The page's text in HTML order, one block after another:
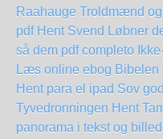
Raahauge Troldmænd
pdf Hent Svend Løbner
så dem pdf completo
Læs online ebog Bibelen
Hent para el ipad Sov
Tyvedronningen Hent
panorama i tekst og